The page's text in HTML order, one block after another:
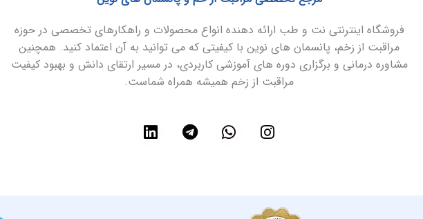
فروشگاه اینترنتی نت و طب ارائه دهنده انواع محصولات و راهکارهای تخصصی در حوزه
مراقبت از زخم، پانسمان های نوین با کیفیتی که می توانید به آن اعتماد کنید. همچنین
مشاوره درمانی و برگزاری دوره های آموزشی کاربردی، در مسیر ارتقای دانش و بهبود کیفیت
مراقبت از زخم همیشه همراه شماست.